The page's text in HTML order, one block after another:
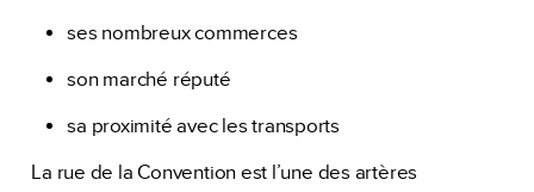
ses nombreux commerces
son marché réputé
sa proximité avec les transports
La rue de la Convention est l’une des artères